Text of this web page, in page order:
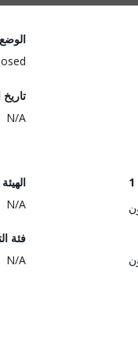
الوضع
N/A
1
N/A
فئة
N/A